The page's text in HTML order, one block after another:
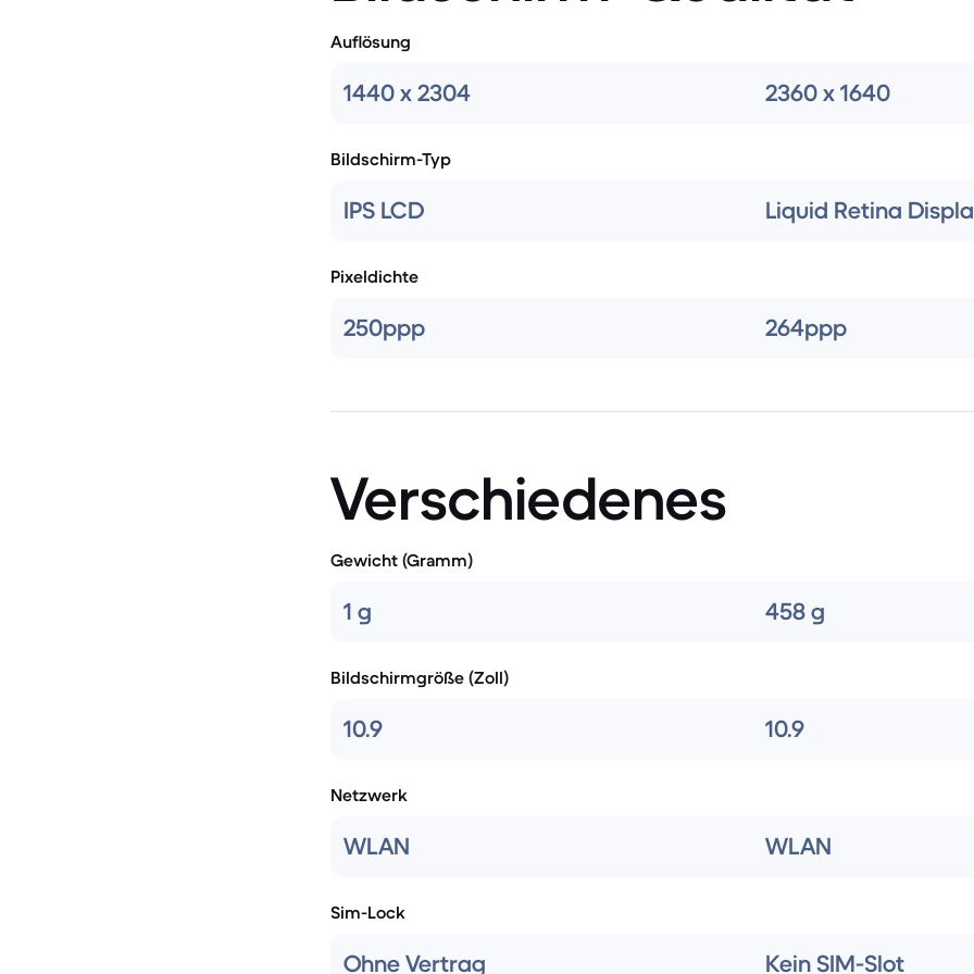
Auflösung
1440 x 2304 2360 x 1640
Bildschirm-Typ
IPS LCD Liquid Retina
Pixeldichte
250ppp 264ppp
Verschiedenes
Gewicht (Gramm)
1 g 458 g
Bildschirmgröße (Zoll)
10.9 10.9
Netzwerk
WLAN WLAN
Sim-Lock
Ohne Vertrag Kein SIM-Slot